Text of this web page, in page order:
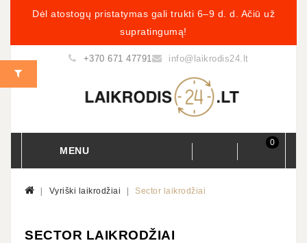
Dėl atostogų pristatymas gali trukti 6–9 d. d. Ačiū už
supratingumą!
+370 671 47791 info@laikrodis24.lt
0
MENU
Vyriški laikrodžiai Sector laikrodžiai
SECTOR LAIKRODŽIAI